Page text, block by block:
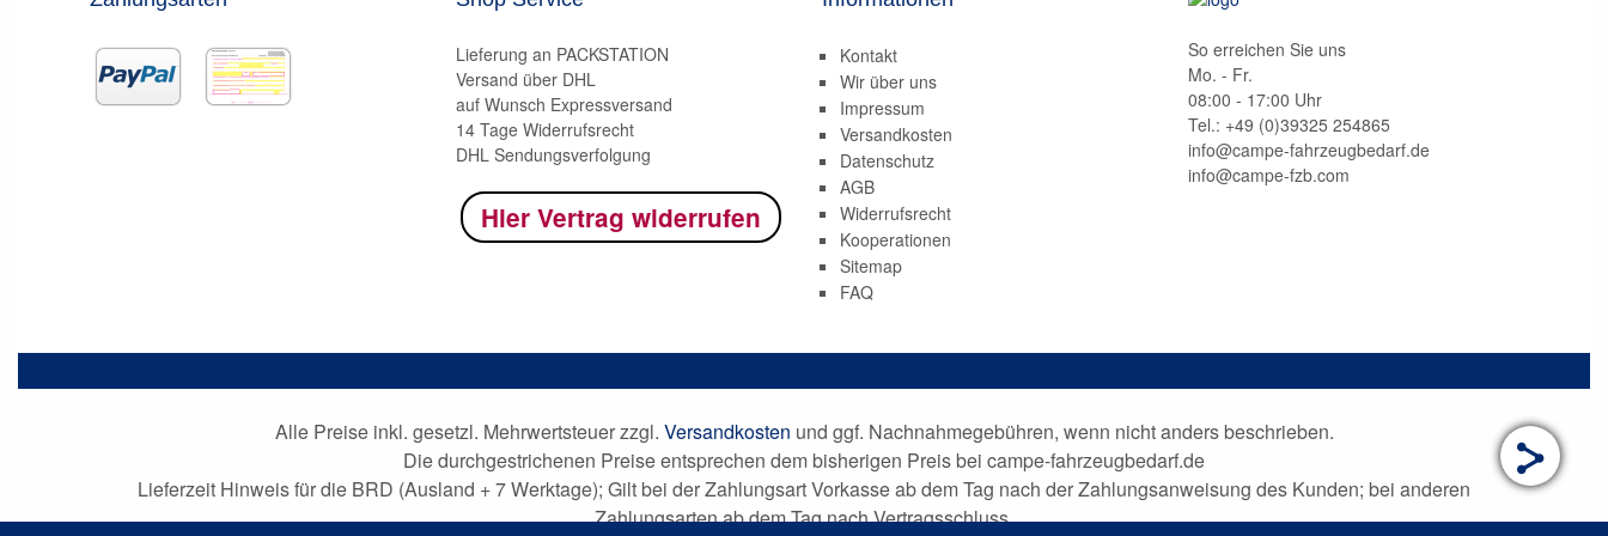
Lieferung an PACKSTATION
Versand über DHL
auf Wunsch Expressversand
14 Tage Widerrufsrecht
DHL Sendungsverfolgung
Hier Vertrag widerrufen
Kontakt
Wir über uns
Impressum
Versandkosten
Datenschutz
AGB
Widerrufsrecht
Kooperationen
Sitemap
FAQ
So erreichen Sie uns
Mo. - Fr.
08:00 - 17:00 Uhr
Tel.: +49 (0)39325 254865
info@campe-fahrzeugbedarf.de
info@campe-fzb.com
Alle Preise inkl. gesetzl. Mehrwertsteuer zzgl. Versandkosten und ggf. Nachnahmegebühren, wenn nicht anders beschrieben.
Die durchgestrichenen Preise entsprechen dem bisherigen Preis bei campe-fahrzeugbedarf.de
Lieferzeit Hinweis für die BRD (Ausland + 7 Werktage); Gilt bei der Zahlungsart Vorkasse ab dem Tag nach der Zahlungsanweisung des Kunden; bei anderen
Zahlungsarten ab dem Tag nach Vertragsschluss.